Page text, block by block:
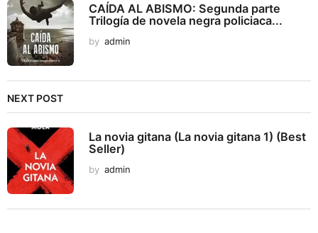
CAÍDA AL ABISMO: Segunda parte
Trilogía de novela negra policiaca...
by admin
NEXT POST
La novia gitana (La novia gitana 1) (Best
Seller)
by admin